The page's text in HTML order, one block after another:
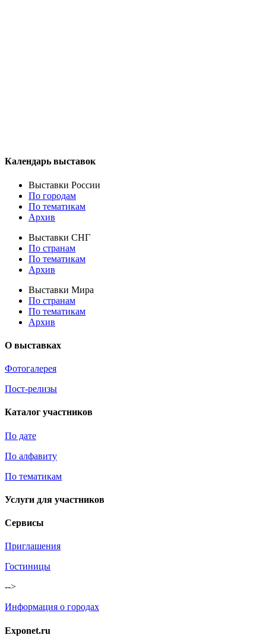
Календарь выставок
Выставки России
По городам
По тематикам
Архив
Выставки СНГ
По странам
По тематикам
Архив
Выставки Мира
По странам
По тематикам
Архив
О выставках
Фотогалерея
Пост-релизы
Каталог участников
По дате
По алфавиту
По тематикам
Услуги для участников
Сервисы
Приглашения
Гостиницы
-->
Информация о городах
Exponet.ru